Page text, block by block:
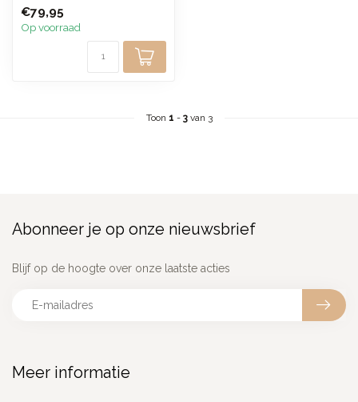
voor een...
€79,95
Op voorraad
Toon 1 - 3van 3
Meer informatie
Abonneer je op onze nieuwsbrief
Blijf op de hoogte over onze laatste acties